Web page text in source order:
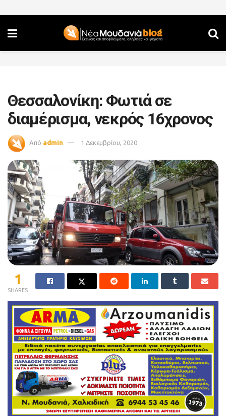
Θεσσαλονίκη: Φωτιά σε
διαμέρισμα, νεκρός 16χρονος
Από admin 1 Δεκεμβρίου, 2020
1
SHARES